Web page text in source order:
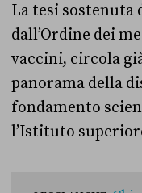
La tesi sostenuta
dall’Ordine dei
vaccini, circola
panorama della
fondamento
l’Istituto